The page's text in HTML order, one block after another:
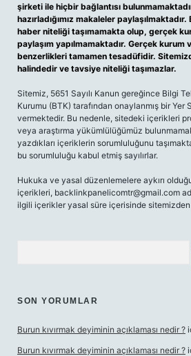
şirketi ile hiçbir bağlantısı
hazırladığımız makaleler
haber niteliği taşımamakta olup, gerçek
paylaşım yapılmamaktadır. Gerçek kurum
benzerlikleri tamamen tesadüfidir.
halindedir ve tavsiye niteliği taşımazlar.
Sitemiz, 5651 Sayılı Kanun gereğince Bilgi
Kurumu (BTK) tarafından onaylanmış bir Yer
vermektedir. Bu nedenle, sitedeki içerikleri
veya araştırma yükümlülüğümüz
yazdıkları içeriklerin sorumluluğunu
bu sorumluluğu kabul etmiş sayılırlar.
Hukuka ve yasal düzenlemelere aykırı
içerikleri, backlinkpanelicomtr@gmail.com
ilgili içerikler yasal süre içerisinde sitemizden
SON YORUMLAR
Burun kıvırmak deyiminin açıklaması nedir ?
Burun kıvırmak deyiminin açıklaması nedir ?